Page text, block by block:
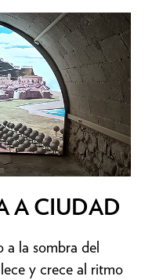
A CIUDAD
a la sombra del
y crece al ritmo